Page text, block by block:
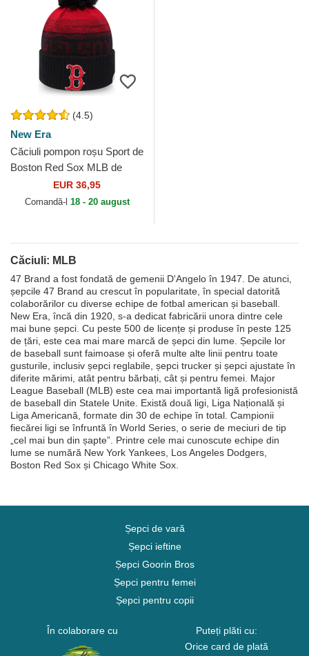
(4.5)
New Era
Căciuli pompon roșu Sport de
Boston Red Sox MLB de
EUR 36,95
Comandă-l 18 - 20 august
Căciuli: MLB
47 Brand a fost fondată de gemenii D'Angelo în 1947. De atunci,
șepcile 47 Brand au crescut în popularitate, în special datorită
colaborărilor cu diverse echipe de fotbal american și baseball.
New Era, încă din 1920, s-a dedicat fabricării unora dintre cele
mai bune șepci. Cu peste 500 de licențe și produse în peste 125
de țări, este cea mai mare marcă de șepci din lume. Șepcile lor
de baseball sunt faimoase și oferă multe alte linii pentru toate
gusturile, inclusiv șepci reglabile, șepci trucker și șepci ajustate în
diferite mărimi, atât pentru bărbați, cât și pentru femei. Major
League Baseball (MLB) este cea mai importantă ligă profesionistă
de baseball din Statele Unite. Există două ligi, Liga Națională și
Liga Americană, formate din 30 de echipe în total. Campionii
fiecărei ligi se înfruntă în World Series, o serie de meciuri de tip
„cel mai bun din șapte”. Printre cele mai cunoscute echipe din
lume se numără New York Yankees, Los Angeles Dodgers,
Boston Red Sox și Chicago White Sox.
Șepci de vară
Șepci ieftine
Șepci Goorin Bros
Șepci pentru femei
Șepci pentru copii
În colaborare cu
Puteți plăti cu:
Orice card de plată